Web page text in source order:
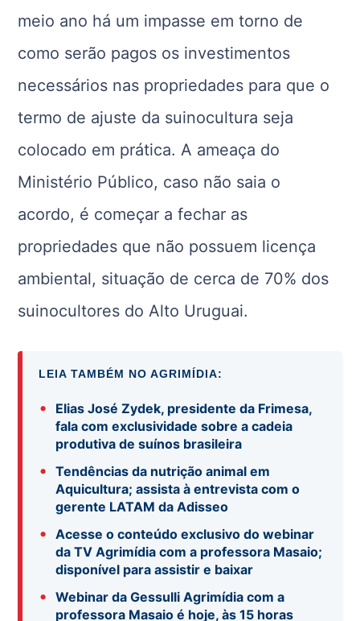
meio ano há um impasse em torno de
como serão pagos os investimentos
necessários nas propriedades para que o
termo de ajuste da suinocultura seja
colocado em prática. A ameaça do
Ministério Público, caso não saia o
acordo, é começar a fechar as
propriedades que não possuem licença
ambiental, situação de cerca de 70% dos
suinocultores do Alto Uruguai.
LEIA TAMBÉM NO AGRIMÍDIA:
•
Elias José Zydek, presidente da Frimesa,
fala com exclusividade sobre a cadeia
produtiva de suínos brasileira
•
Tendências da nutrição animal em
Aquicultura; assista à entrevista com o
gerente LATAM da Adisseo
•
Acesse o conteúdo exclusivo do webinar
da TV Agrimídia com a professora Masaio;
disponível para assistir e baixar
•
Webinar da Gessulli Agrimídia com a
professora Masaio é hoje, às 15 horas